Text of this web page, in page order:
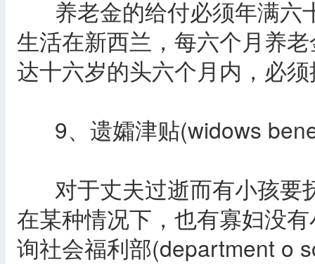
养老金的给付必须年满六
生活在新西兰，每六个月养
达十六岁的头六个月内，必
9、遗孀津贴(widows
对于丈夫过逝而有小孩要
在某种情况下，也有寡妇没
询社会福利部(department o